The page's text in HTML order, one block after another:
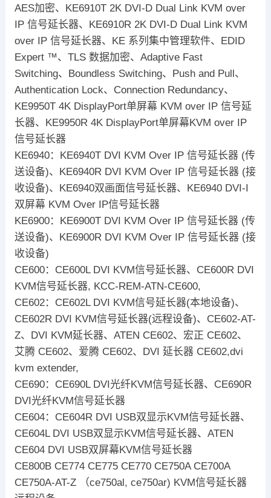
AES加密、KE6910T 2K DVI-D Dual Link KVM over
IP 信号延长器、KE6910R 2K DVI-D Dual Link KVM
over IP 信号延长器、KE 系列集中管理软件、EDID
Expert ™、TLS 数据加密、Adaptive Fast
Switching、Boundless Switching、Push and Pull、
Authentication Lock、Connection Redundancy、
KE9950T 4K DisplayPort单屏幕 KVM over IP 信号延
长器、KE9950R 4K DisplayPort单屏幕KVM over IP
信号延长器
KE6940：KE6940T DVI KVM Over IP 信号延长器 (传
送设备)、KE6940R DVI KVM Over IP 信号延长器 (接
收设备)、KE6940双画面信号延长器、KE6940 DVI-I
双屏幕 KVM Over IP信号延长器
KE6900：KE6900T DVI KVM Over IP 信号延长器 (传
送设备)、KE6900R DVI KVM Over IP 信号延长器 (接
收设备)
CE600：CE600L DVI KVM信号延长器、CE600R DVI
KVM信号延长器, KCC-REM-ATN-CE600,
CE602：CE602L DVI KVM信号延长器(本地设备)、
CE602R DVI KVM信号延长器(远程设备)、CE602-AT-
Z、DVI KVM延长器、ATEN CE602、宏正 CE602、
艾腾 CE602、爱腾 CE602、DVI 延长器 CE602,dvi
kvm extender,
CE690：CE690L DVI光纤KVM信号延长器、CE690R
DVI光纤KVM信号延长器
CE604：CE604R DVI USB双显示KVM信号延长器、
CE604L DVI USB双显示KVM信号延长器、ATEN
CE604 DVI USB双屏幕KVM信号延长器
CE800B CE774 CE775 CE770 CE750A CE700A
CE750A-AT-Z （ce750al, ce750ar) KVM信号延长器